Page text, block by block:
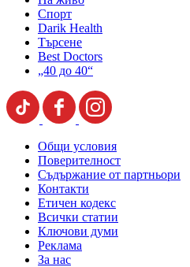
Спорт
Darik Health
Търсене
Best Doctors
„40 до 40“
Общи условия
Поверителност
Съдържание от партньори
Контакти
Етичен кодекс
Всички статии
Ключови думи
Реклама
За нас